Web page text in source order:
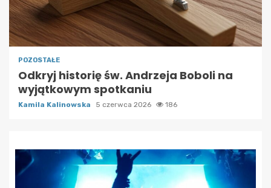
POZOSTAŁE
Odkryj historię św. Andrzeja Boboli na
wyjątkowym spotkaniu
Kamila Kalinowska 5 czerwca 2026 186